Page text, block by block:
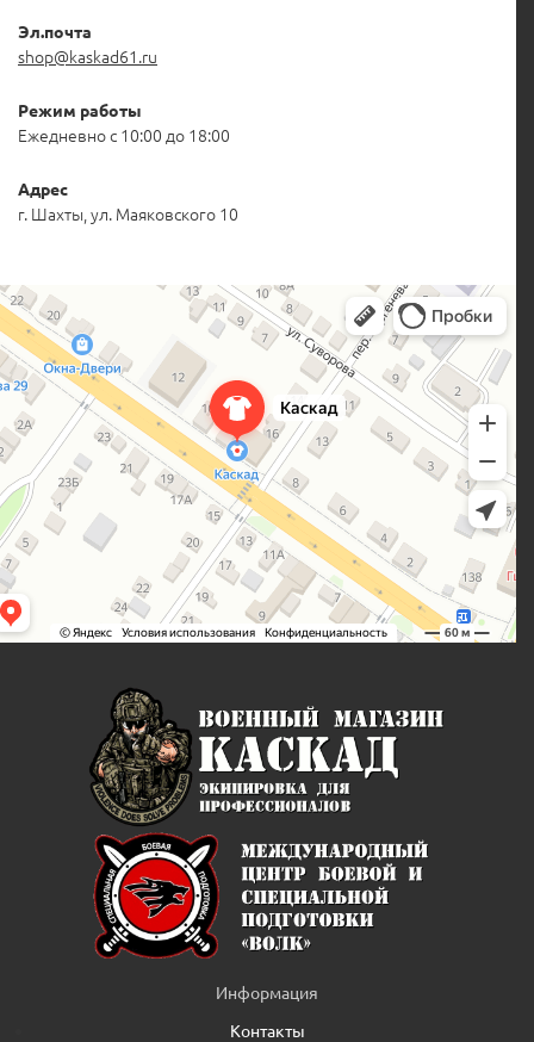
Эл.почта
shop@kaskad61.ru
Режим работы
Ежедневно с 10:00 до 18:00
Адрес
г. Шахты, ул. Маяковского 10
Информация
Контакты